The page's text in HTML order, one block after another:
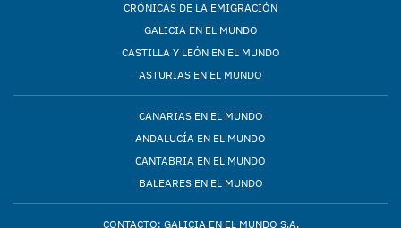
CRÓNICAS DE LA EMIGRACIÓN
GALICIA EN EL MUNDO
CASTILLA Y LEÓN EN EL MUNDO
ASTURIAS EN EL MUNDO
CANARIAS EN EL MUNDO
ANDALUCÍA EN EL MUNDO
CANTABRIA EN EL MUNDO
BALEARES EN EL MUNDO
CONTACTO: GALICIA EN EL MUNDO S.A.